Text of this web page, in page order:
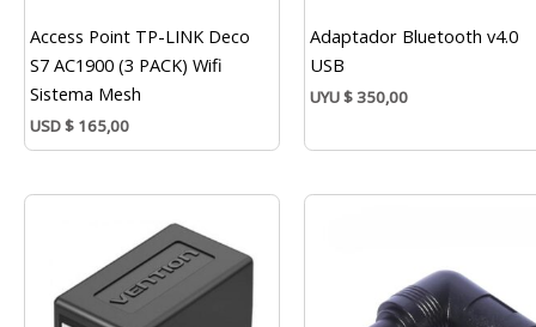
Access Point TP-LINK Deco
S7 AC1900 (3 PACK) Wifi
Sistema Mesh
USD$ 165,00
Adaptador Bluetooth v4.0
USB
UYU$350,00